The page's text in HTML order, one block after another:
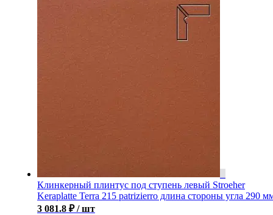
Клинкерный плинтус под ступень левый Stroeher
Keraplatte Terra 215 patrizierro длина стороны угла 290
3 081.8 ₽ / шт